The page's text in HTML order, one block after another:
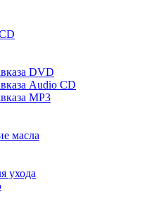
DVD
Audio CD
MP3
масла
ухода